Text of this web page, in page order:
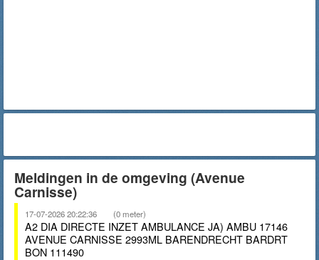
Meldingen in de omgeving (Avenue
Carnisse)
17-07-2026 20:22:36 (0 meter)
A2 DIA DIRECTE INZET AMBULANCE JA) AMBU 17146
AVENUE CARNISSE 2993ML BARENDRECHT BARDRT
BON 111490